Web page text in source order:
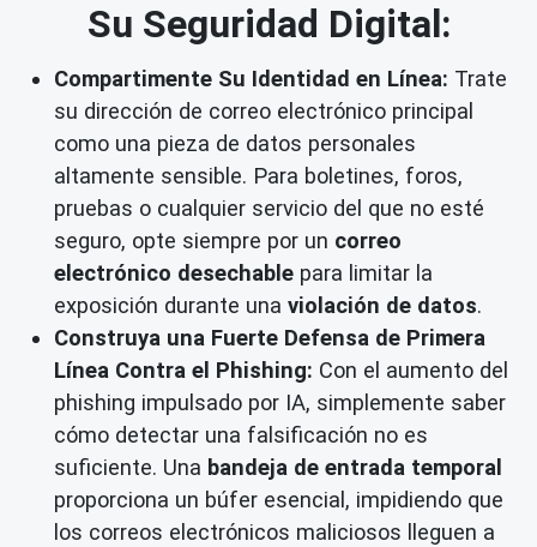
Su Seguridad Digital:
Compartimente Su Identidad en Línea: Trate
su dirección de correo electrónico principal
como una pieza de datos personales
altamente sensible. Para boletines, foros,
pruebas o cualquier servicio del que no esté
seguro, opte siempre por un correo
electrónico desechable para limitar la
exposición durante una violación de datos.
Construya una Fuerte Defensa de Primera
Línea Contra el Phishing: Con el aumento del
phishing impulsado por IA, simplemente saber
cómo detectar una falsificación no es
suficiente. Una bandeja de entrada temporal
proporciona un búfer esencial, impidiendo que
los correos electrónicos maliciosos lleguen a